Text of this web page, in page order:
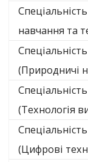
навчання та
(Природничі
(Технологія
(Цифрові